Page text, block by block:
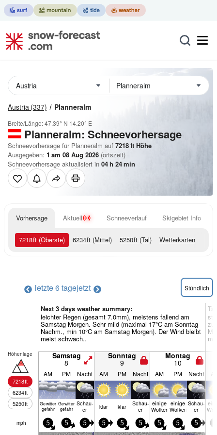
Austria (337) Planneralm
Breite/Länge:47.39° N 14.20° E
Planneralm: Schneevorhersage
Schneevorhersage für Planneralm auf 7218ft Höhe
Ausgegeben: 1 am 08 Aug 2026 (ortszeit)
Schneevorhersage aktualisiert in 04h 24min
Vorhersage Aktuell Schneeverlauf Skigebiet Info
7218ft (Oberste) 6234ft (Mittel) 5250ft (Tal) Wetterkarten
letzte 6 tagejetzt Stündlich
Next 3 days weather summary:
leichter Regen (gesamt 7.0mm), meistens fallend am
Samstag Morgen. Sehr mild (maximal 17°C am Sonntag
Nachm., min 10°C am Samstag Morgen). Der Wind bleibt
meist schwach..
zu
Höhenlage
7218ft
6234ft
5250ft
Samstag
8
Sonntag
9
Montag
10
AM PM Nacht AM PM Nacht AM PM Nacht
Gewitter
gefahr
Gewitter
gefahr
Schau­
er klar klar Schau­
er
einige
Wolken
einige
Wolken
Schau­
er
mph 5 5 5 5 5 5 5 5 5